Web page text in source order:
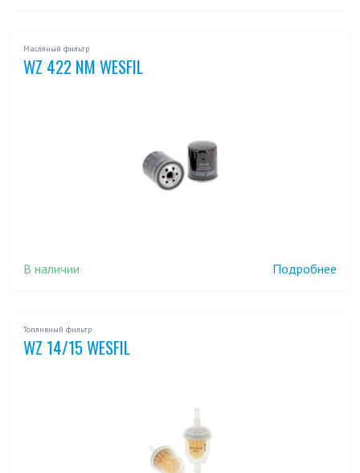
Масляный фильтр
WZ 422 NM WESFIL
В наличии Подробнее
Топливный фильтр
WZ 14/15 WESFIL